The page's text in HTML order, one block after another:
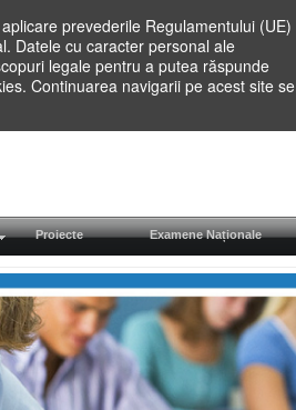
prevederile Regulamentului (UE)
Datele cu caracter personal ale
legale pentru a putea răspunde
Continuarea navigarii pe acest site se
Proiecte Examene Naționale